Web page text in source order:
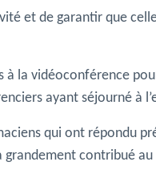
et de garantir que
à la vidéoconférence
ayant séjourné à
qui ont répondu
contribué au